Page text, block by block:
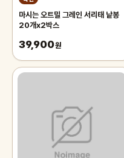
마시는 오트밀 그레인 서리태 낱봉
20개x2박스
39,900원